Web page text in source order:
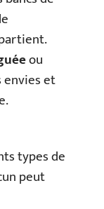
ou
envies et
types de
peut